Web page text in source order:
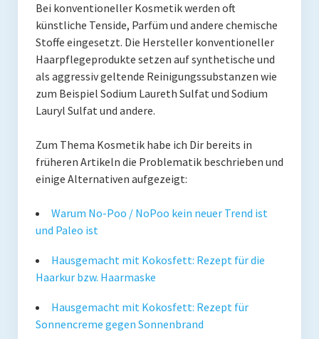
Bei konventioneller Kosmetik werden oft
künstliche Tenside, Parfüm und andere chemische
Stoffe eingesetzt. Die Hersteller konventioneller
Haarpflegeprodukte setzen auf synthetische und
als aggressiv geltende Reinigungssubstanzen wie
zum Beispiel Sodium Laureth Sulfat und Sodium
Lauryl Sulfat und andere.
Zum Thema Kosmetik habe ich Dir bereits in
früheren Artikeln die Problematik beschrieben und
einige Alternativen aufgezeigt:
Warum No-Poo / NoPoo kein neuer Trend ist
und Paleo ist
Hausgemacht mit Kokosfett: Rezept für die
Haarkur bzw. Haarmaske
Hausgemacht mit Kokosfett: Rezept für
Sonnencreme gegen Sonnenbrand